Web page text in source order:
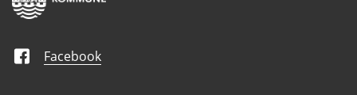
Facebook